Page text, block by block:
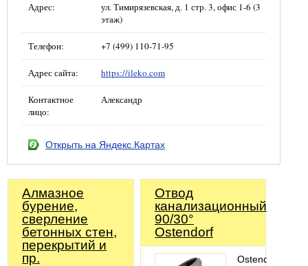
Адрес:
ул. Тимирязевская, д. 1 стр. 3, офис 1-6 (3
этаж)
Телефон: +7 (499) 110-71-95
Адрес сайта: https://ileko.com
Контактное
лицо:
Александр
Открыть на Яндекс.Картах
Алмазное
бурение,
cверление
бетонных стен,
перекрытий и
пр.
Отвод
канализационный
90/30°
Ostendorf
Ostendorf-